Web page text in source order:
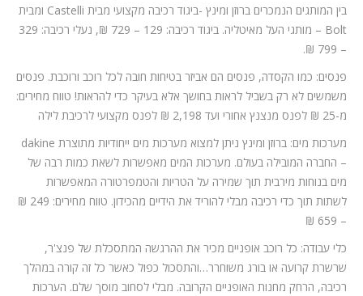
בין המותגים הנמכרים ברוזן ומינץ -ביגוד רכיבה מקצועי מבית Castelli ומבית
Bolt – מותגי העל מאיטליה. ביגוד רכיבה: 129 – 729 ₪, נעלי רכיבה: 329
– 799 ₪.
פנסים: כמו הקסדה, פנסים הם אביזר בטיחות חובה לכל רוכב ורוכבת. פנסים
משמשים לא רק בשביל לראות בחושך אלא בעיקר כדי להראות! טווח מחירים:
מ-25 ₪ לפנס מנצנץ אחורי ועד 2,198 ₪ לפנס מקצועי לרכיבת לילה
מערכות מים: ברוזן ומינץ ניתן למצוא מערכות מים ייחודיות מתוצרת dakine
– החברה המובילה בעולם. מערכות המים מאפשרות לשאת כמות רבה של
מים בנוחות מירבית תוך שמירה על הטריות והטמפרטורה המאפשרות
לשתות תוך כדי רכיבה מבלי להוריד את הידיים מהכידון. טווח מחירים: 249 ₪
– 659 ₪
כלי עבודה: כל רוכב אופניים מכיר את ההרגשה המתסכלת של פנצ'ר,
שרשרת קרועה או בורג משוחרר…והתסכול כפול כאשר כל זה קורה במהלך
רכיבה, הרחק מחנות האופניים הקרובה. מבלי לסחוב מוסך שלם. הערכות